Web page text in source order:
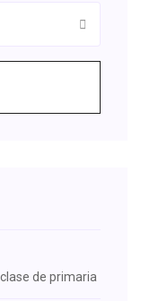
de primaria